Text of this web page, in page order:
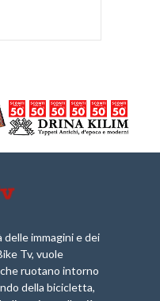
immagini e dei
Tv, vuole
ruotano intorno
della bicicletta,